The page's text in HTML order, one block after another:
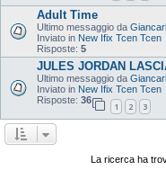
Adult Time
Ultimo messaggio da
Inviato in New Ifix Tcen Tcen
Risposte: 5
JULES JORDAN
Ultimo messaggio da
Inviato in New Ifix Tcen Tcen
Risposte: 36
1 2 3
La ricerca ha